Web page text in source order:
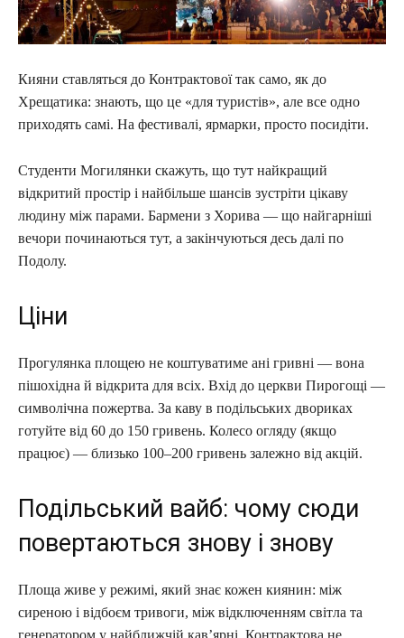
Кияни ставляться до Контрактової так само, як до
Хрещатика: знають, що це «для туристів», але все одно
приходять самі. На фестивалі, ярмарки, просто посидіти.
Студенти Могилянки скажуть, що тут найкращий
відкритий простір і найбільше шансів зустріти цікаву
людину між парами. Бармени з Хорива — що найгарніші
вечори починаються тут, а закінчуються десь далі по
Подолу.
Ціни
Прогулянка площею не коштуватиме ані гривні — вона
пішохідна й відкрита для всіх. Вхід до церкви Пирогощі —
символічна пожертва. За каву в подільських двориках
готуйте від 60 до 150 гривень. Колесо огляду (якщо
працює) — близько 100–200 гривень залежно від акцій.
Подільський вайб: чому сюди
повертаються знову і знову
Площа живе у режимі, який знає кожен киянин: між
сиреною і відбоєм тривоги, між відключенням світла та